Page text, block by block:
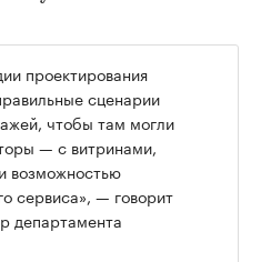
проектирования
сценарии
чтобы там могли
— с витринами,
возможностью
сервиса», — говорит
департамента